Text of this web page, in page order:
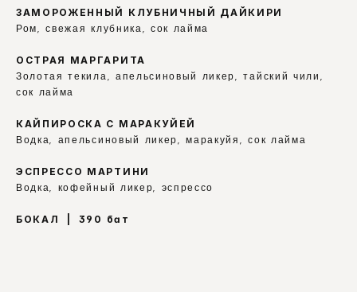
ЗАМОРОЖЕННЫЙ КЛУБНИЧНЫЙ ДАЙКИРИ
Ром, свежая клубника, сок лайма
ОСТРАЯ МАРГАРИТА
Золотая текила, апельсиновый ликер, тайский чили,
сок лайма
КАЙПИРОСКА С МАРАКУЙЕЙ
Водка, апельсиновый ликер, маракуйя, сок лайма
ЭСПРЕССО МАРТИНИ
Водка, кофейный ликер, эспрессо
БОКАЛ  |  390 бат